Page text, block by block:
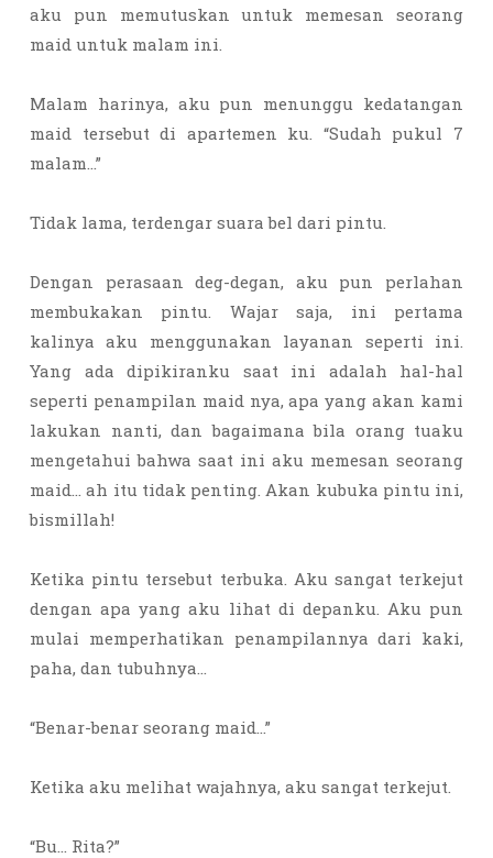
aku pun memutuskan untuk memesan seorang
maid untuk malam ini.
Malam harinya, aku pun menunggu kedatangan
maid tersebut di apartemen ku. “Sudah pukul 7
malam…”
Tidak lama, terdengar suara bel dari pintu.
Dengan perasaan deg-degan, aku pun perlahan
membukakan pintu. Wajar saja, ini pertama
kalinya aku menggunakan layanan seperti ini.
Yang ada dipikiranku saat ini adalah hal-hal
seperti penampilan maid nya, apa yang akan kami
lakukan nanti, dan bagaimana bila orang tuaku
mengetahui bahwa saat ini aku memesan seorang
maid… ah itu tidak penting. Akan kubuka pintu ini,
bismillah!
Ketika pintu tersebut terbuka. Aku sangat terkejut
dengan apa yang aku lihat di depanku. Aku pun
mulai memperhatikan penampilannya dari kaki,
paha, dan tubuhnya…
“Benar-benar seorang maid…”
Ketika aku melihat wajahnya, aku sangat terkejut.
“Bu… Rita?”